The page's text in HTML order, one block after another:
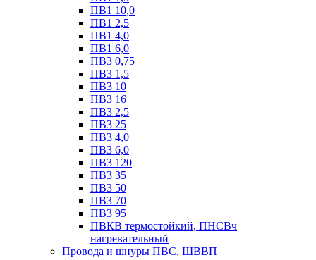
ПВ1 10,0
ПВ1 2,5
ПВ1 4,0
ПВ1 6,0
ПВ3 0,75
ПВ3 1,5
ПВ3 10
ПВ3 16
ПВ3 2,5
ПВ3 25
ПВ3 4,0
ПВ3 6,0
ПВ3 120
ПВ3 35
ПВ3 50
ПВ3 70
ПВ3 95
ПВКВ термостойкий, ПНСВч
нагревательный
Провода и шнуры ПВС, ШВВП